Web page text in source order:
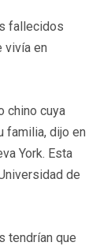
fallecidos
vivía en
chino cuya
familia, dijo en
York. Esta
de
tendrían que